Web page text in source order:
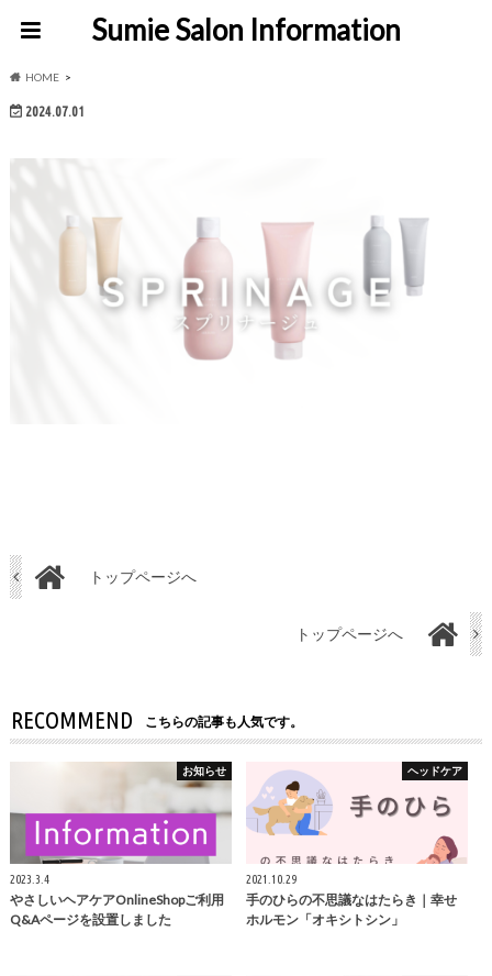
Sumie Salon Information
HOME
2024.07.01
トップページへ
トップページへ
RECOMMEND こちらの記事も人気です。
お知らせ
2023.3.4
やさしいヘアケアOnlineShopご利用
Q&Aページを設置しました
ヘッドケア
2021.10.29
手のひらの不思議なはたらき｜幸せ
ホルモン「オキシトシン」